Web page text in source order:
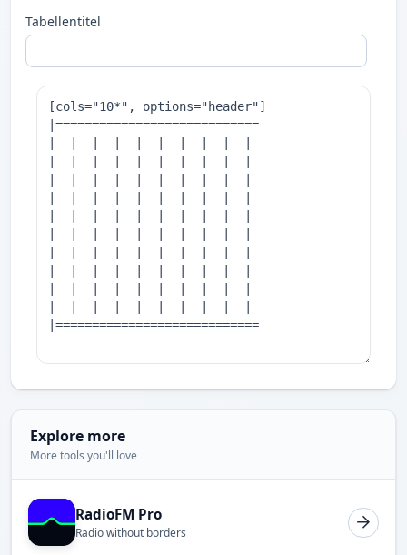
Tabellentitel
Explore more
More tools you'll love
RadioFM Pro
Radio without borders